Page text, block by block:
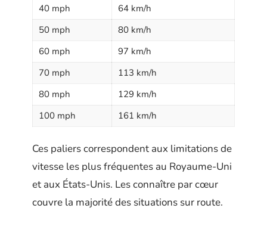
40 mph
64 km/h
50 mph
80 km/h
60 mph
97 km/h
70 mph
113 km/h
80 mph
129 km/h
100 mph
161 km/h
Ces paliers correspondent aux limitations de
vitesse les plus fréquentes au Royaume-Uni
et aux États-Unis. Les connaître par cœur
couvre la majorité des situations sur route.